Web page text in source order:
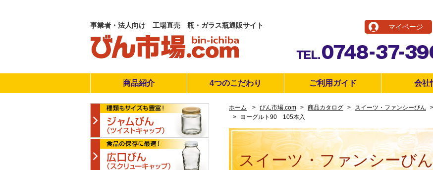
事業者・法人向け 工場直売 瓶・ガラス瓶通販サイト マイページ
商品紹介 4つのこだわり ご利用ガイド 会社
ホーム びん市場.com 商品カタログ スイーツ・ファンシーびん
ヨーグルト90 105本入
スイーツ・ファンシーびん